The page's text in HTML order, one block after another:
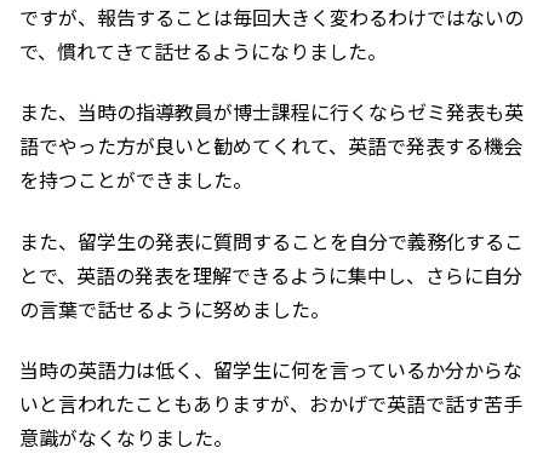
ですが、報告することは毎回大きく変わるわけではないの
で、慣れてきて話せるようになりました。
また、当時の指導教員が博士課程に行くならゼミ発表も英
語でやった方が良いと勧めてくれて、英語で発表する機会
を持つことができました。
また、留学生の発表に質問することを自分で義務化するこ
とで、英語の発表を理解できるように集中し、さらに自分
の言葉で話せるように努めました。
当時の英語力は低く、留学生に何を言っているか分からな
いと言われたこともありますが、おかげで英語で話す苦手
意識がなくなりました。